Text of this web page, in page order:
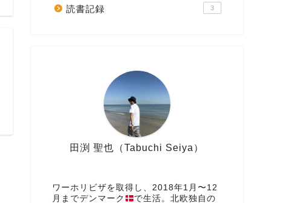
読書記録 3
田渕 聖也（Tabuchi Seiya）
ワーホリビザを取得し、2018年1月〜12
月までデンマーク
で生活。北欧独自の